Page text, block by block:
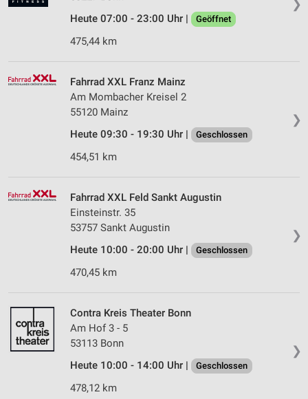
❯
Heute 07:00 - 23:00 Uhr |
Geöffnet
475,44 km
❯
Fahrrad XXL Franz Mainz
Am Mombacher Kreisel 2
55120 Mainz
Heute 09:30 - 19:30 Uhr |
Geschlossen
454,51 km
❯
Fahrrad XXL Feld Sankt Augustin
Einsteinstr. 35
53757 Sankt Augustin
Heute 10:00 - 20:00 Uhr |
Geschlossen
470,45 km
❯
Contra Kreis Theater Bonn
Am Hof 3 - 5
53113 Bonn
Heute 10:00 - 14:00 Uhr |
Geschlossen
478,12 km